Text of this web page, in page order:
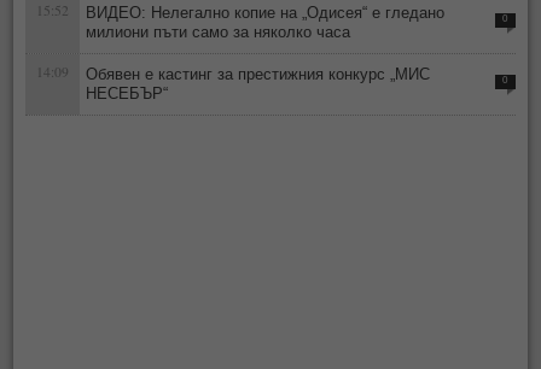
15:52
ВИДЕО: Нелегално копие на „Одисея“ е гледано
милиони пъти само за няколко часа
0
14:09
Обявен е кастинг за престижния конкурс „МИС
НЕСЕБЪР“
0